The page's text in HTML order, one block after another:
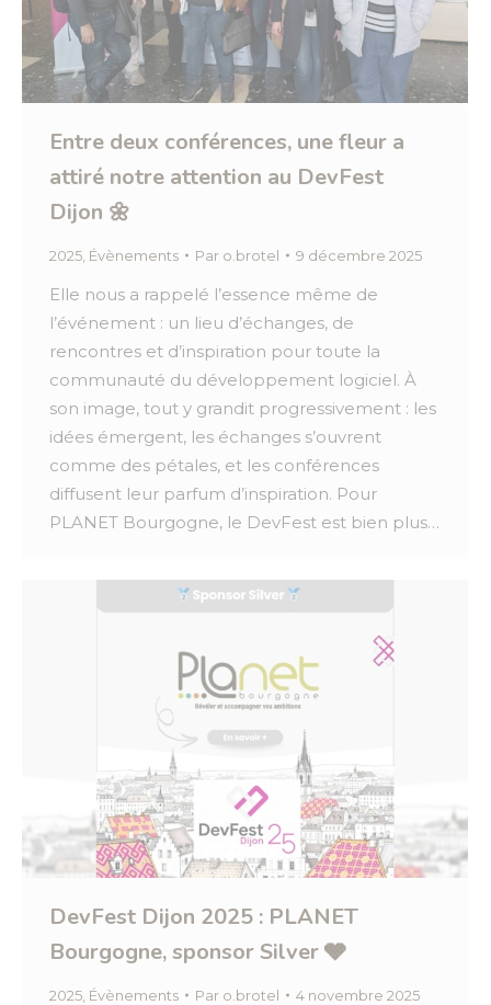
Entre deux conférences, une fleur a
attiré notre attention au DevFest
Dijon 🌼
2025 Évènements Par o.brotel 9 décembre 2025
Elle nous a rappelé l’essence même de
l’événement : un lieu d’échanges, de
rencontres et d’inspiration pour toute la
communauté du développement logiciel. À
son image, tout y grandit progressivement : les
idées émergent, les échanges s’ouvrent
comme des pétales, et les conférences
diffusent leur parfum d’inspiration. Pour
PLANET Bourgogne, le DevFest est bien plus…
DevFest Dijon 2025 : PLANET
Bourgogne, sponsor Silver 🩶
2025 Évènements Par o.brotel 4 novembre 2025